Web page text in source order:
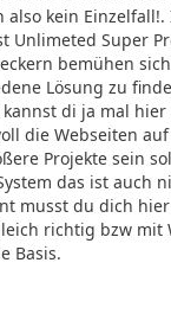
kein
Unlimeted Super
bemühen
Lösung zu
di ja mal
die Webseiten
Projekte sein
das ist auch
musst du dich
richtig bzw mit
Basis.